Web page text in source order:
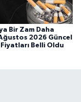
Bir Zam Daha
2026 Güncel
Belli Oldu